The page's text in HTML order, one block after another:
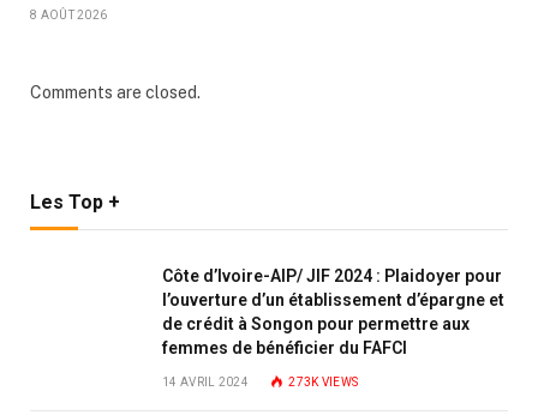
8 AOÛT 2026
Comments are closed.
Les Top +
Côte d’Ivoire-AIP/ JIF 2024 : Plaidoyer pour
l’ouverture d’un établissement d’épargne et
de crédit à Songon pour permettre aux
femmes de bénéficier du FAFCI
14 AVRIL 2024 273K VIEWS